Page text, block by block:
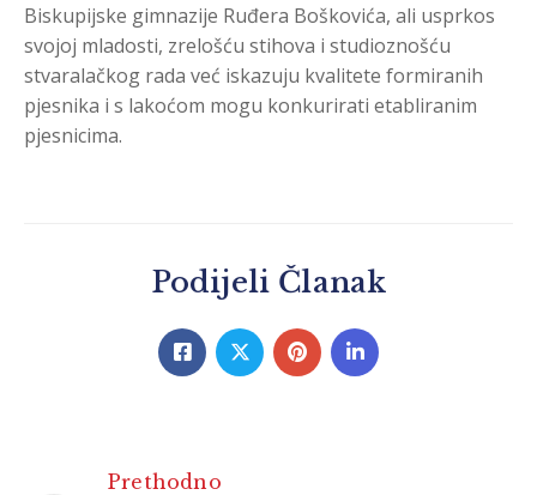
Biskupijske gimnazije Ruđera Boškovića, ali usprkos
svojoj mladosti, zrelošću stihova i studioznošću
stvaralačkog rada već iskazuju kvalitete formiranih
pjesnika i s lakoćom mogu konkurirati etabliranim
pjesnicima.
Podijeli Članak
Prethodno